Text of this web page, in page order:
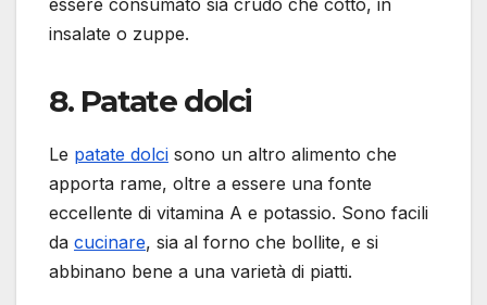
insalate o zuppe.
8. Patate dolci
Le patate dolci sono un altro alimento che
apporta rame, oltre a essere una fonte
eccellente di vitamina A e potassio. Sono facili
da cucinare, sia al forno che bollite, e si
abbinano bene a una varietà di piatti.